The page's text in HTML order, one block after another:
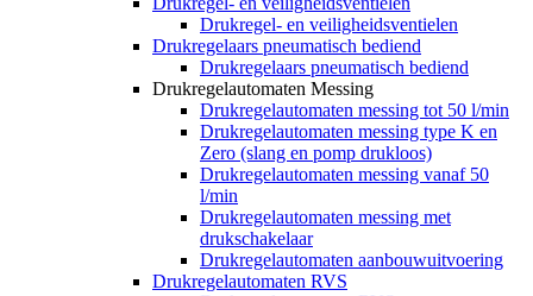
Drukregel- en veiligheidsventielen
Drukregelaars pneumatisch bediend
Drukregelaars pneumatisch bediend
Drukregelautomaten Messing
Drukregelautomaten messing tot 50 l/min
Drukregelautomaten messing type K en
Zero (slang en pomp drukloos)
Drukregelautomaten messing vanaf 50
l/min
Drukregelautomaten messing met
drukschakelaar
Drukregelautomaten aanbouwuitvoering
Drukregelautomaten RVS